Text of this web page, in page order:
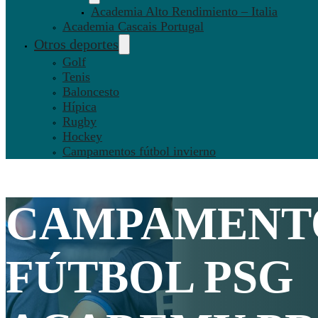
Academia Alto Rendimiento – Italia
Academia Cascais Portugal
Otros deportes
Golf
Tenis
Baloncesto
Hípica
Rugby
Hockey
Campamentos fútbol invierno
FÚTBOL PSG